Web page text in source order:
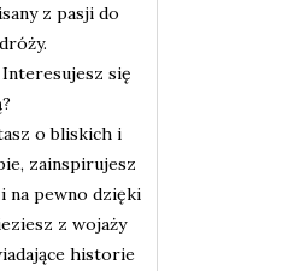
z pasji do
się
o bliskich i
zainspirujesz
na pewno dzięki
z wojaży
historie